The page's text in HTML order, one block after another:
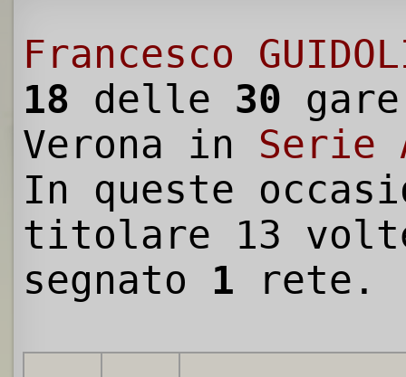
Francesco
18 delle 30
Verona in Serie
In queste
titolare 13
segnato 1 rete.